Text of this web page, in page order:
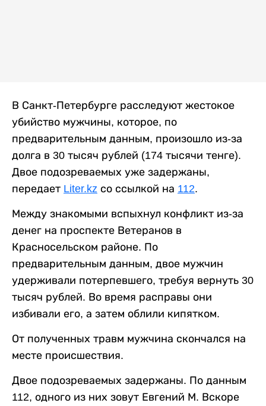
В Санкт-Петербурге расследуют жестокое
убийство мужчины, которое, по
предварительным данным, произошло из-за
долга в 30 тысяч рублей (174 тысячи тенге).
Двое подозреваемых уже задержаны,
передает Liter.kz со ссылкой на 112.
Между знакомыми вспыхнул конфликт из-за
денег на проспекте Ветеранов в
Красносельском районе. По
предварительным данным, двое мужчин
удерживали потерпевшего, требуя вернуть 30
тысяч рублей. Во время расправы они
избивали его, а затем облили кипятком.
От полученных травм мужчина скончался на
месте происшествия.
Двое подозреваемых задержаны. По данным
112, одного из них зовут Евгений М. Вскоре